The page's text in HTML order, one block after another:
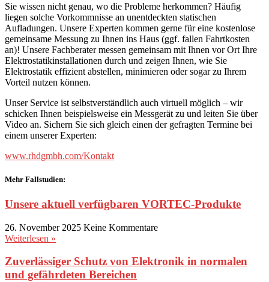
Sie wissen nicht genau, wo die Probleme herkommen? Häufig
liegen solche Vorkommnisse an unentdeckten statischen
Aufladungen. Unsere Experten kommen gerne für eine kostenlose
gemeinsame Messung zu Ihnen ins Haus (ggf. fallen Fahrtkosten
an)! Unsere Fachberater messen gemeinsam mit Ihnen vor Ort Ihre
Elektrostatikinstallationen durch und zeigen Ihnen, wie Sie
Elektrostatik effizient abstellen, minimieren oder sogar zu Ihrem
Vorteil nutzen können.
Unser Service ist selbstverständlich auch virtuell möglich – wir
schicken Ihnen beispielsweise ein Messgerät zu und leiten Sie über
Video an. Sichern Sie sich gleich einen der gefragten Termine bei
einem unserer Experten:
www.rhdgmbh.com/Kontakt
Mehr Fallstudien:
Unsere aktuell verfügbaren VORTEC-Produkte
26. November 2025 Keine Kommentare
Weiterlesen »
Zuverlässiger Schutz von Elektronik in normalen
und gefährdeten Bereichen